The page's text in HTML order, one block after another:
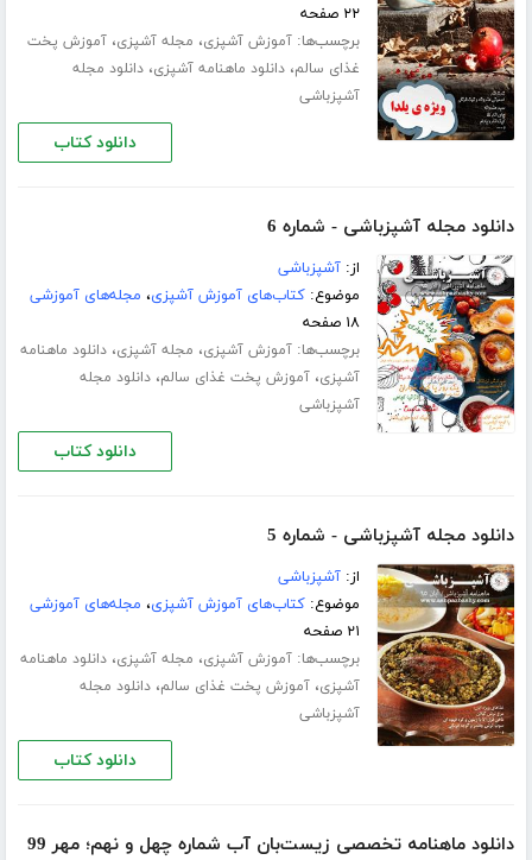
۲۲ صفحه
برچسب‌ها:آموزش آشپزی، مجله آشپزی،آموزش پخت
غذای سالم،دانلود ماهنامه آشپزی،دانلود مجله
آشپزباشی
دانلود کتاب
دانلود مجله آشپزباشی - شماره 6
از:آشپزباشی
موضوع:کتاب‌های آموزش آشپزی، مجله‌های آموزشی
۱۸ صفحه
برچسب‌ها:آموزش آشپزی، مجله آشپزی،دانلود ماهنامه
آشپزی،آموزش پخت غذای سالم،دانلود مجله
آشپزباشی
دانلود کتاب
دانلود مجله آشپزباشی - شماره 5
از:آشپزباشی
موضوع:کتاب‌های آموزش آشپزی، مجله‌های آموزشی
۲۱ صفحه
برچسب‌ها:آموزش آشپزی، مجله آشپزی،دانلود ماهنامه
آشپزی،آموزش پخت غذای سالم،دانلود مجله
آشپزباشی
دانلود کتاب
دانلود ماهنامه تخصصی زیست‌بان آب شماره چهل و نهم؛ مهر 99